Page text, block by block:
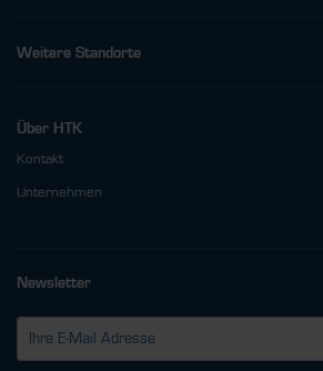
Weitere Standorte
Über HTK
Kontakt
Unternehmen
Newsletter